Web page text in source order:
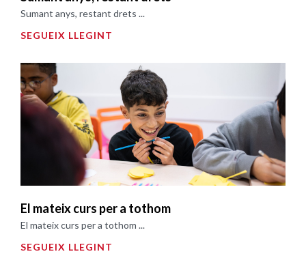
Sumant anys, restant drets ...
SEGUEIX LLEGINT
El mateix curs per a tothom
El mateix curs per a tothom ...
SEGUEIX LLEGINT